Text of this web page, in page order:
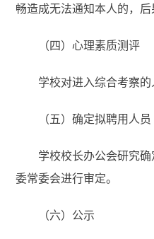
畅造成无法通知本人的，后
（四）心理素质测评
学校对进入综合考察的
（五）确定拟聘用人员
学校校长办公会研究
委常委会进行审定。
（六）公示